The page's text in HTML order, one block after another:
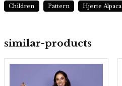
similar-products
Children Pattern Hjerte Alpaca